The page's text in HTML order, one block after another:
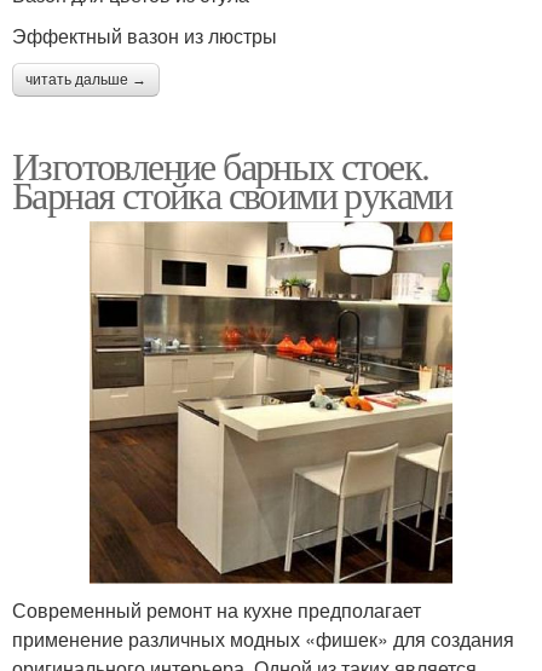
Эффектный вазон из люстры
читать дальше →
Изготовление барных стоек.
Барная стойка своими руками
Современный ремонт на кухне предполагает
применение различных модных «фишек» для создания